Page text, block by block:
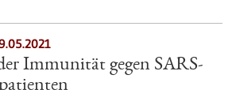
Immunität gegen SARS-